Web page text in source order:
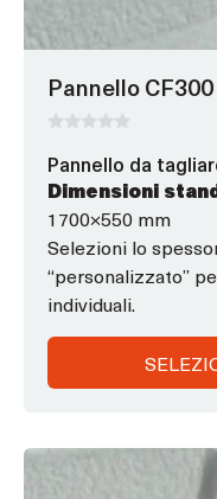
Pannello CF300
s
u
5
Pannello da
Dimensioni
1700×550 mm
Selezioni lo
“personalizzato”
individuali.
nella
pagina
del
prodotto
Questo